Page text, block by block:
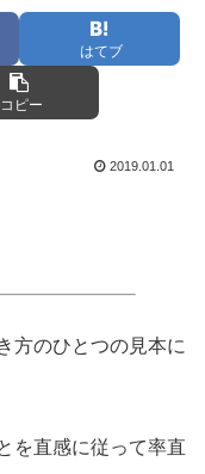
はてブ
コピー
2019.01.01
方のひとつの見本に
を直感に従って率直